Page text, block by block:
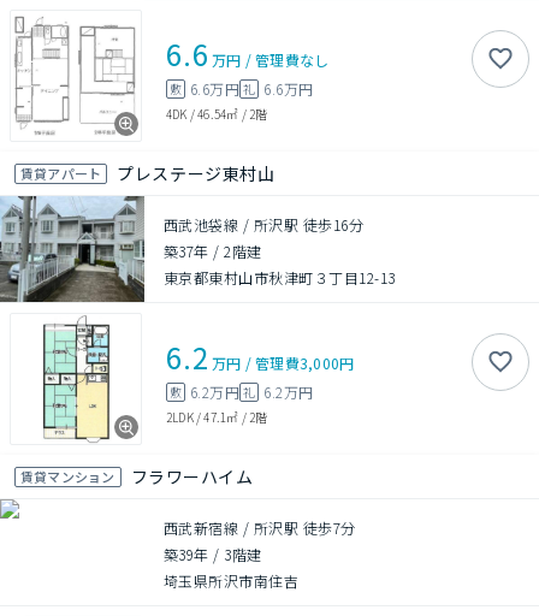
6.6 万円 /管理費なし
敷 6.6万円礼 6.6万円
4DK /46.54㎡ / 2階
賃貸アパート プレステージ東村山
西武池袋線 / 所沢駅 徒歩16分
築37年 /2階建
東京都東村山市秋津町３丁目12-13
6.2 万円 /管理費3,000円
敷 6.2万円礼 6.2万円
2LDK/47.1㎡ / 2階
賃貸マンション フラワーハイム
西武新宿線 / 所沢駅 徒歩7分
築39年 / 3階建
埼玉県所沢市南住吉